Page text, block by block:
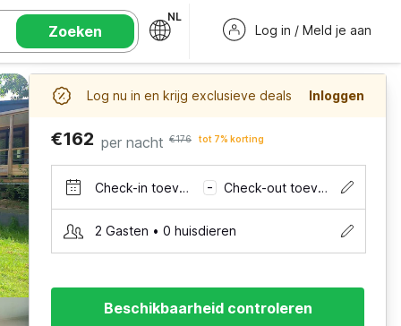
Zoeken
NL
Log in / Meld je aan
Log nu in en krijg exclusieve deals Inloggen
€162 per nacht €176 tot 7% korting
Check-in toevoegen – Check-out toevoegen
2 Gasten • 0 huisdieren
Beschikbaarheid controleren